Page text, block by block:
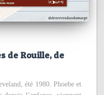
de Rouille, de
été 1980. Phoebe et